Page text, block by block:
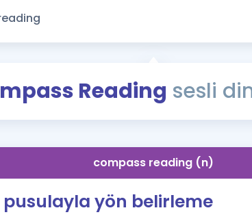
YDS
Reading sesli
compass reading (n)
pusulayla yön belirleme